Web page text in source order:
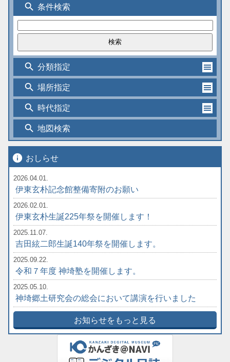
search 条件検索
search 分類指定
search 場所指定
search 時代指定
search 地図検索
info おしらせ
2026.04.01.
伊東玄朴記念館整備寄附のお願い
2026.02.01.
伊東玄朴生誕225年祭を開催します！
2025.11.07.
吉田絃二郎生誕140年祭を開催します。
2025.09.22.
令和７年度 神埼塾を開催します。
2025.05.10.
神埼郷土研究会の総会において講演を行いました
お知らせをもっと見る